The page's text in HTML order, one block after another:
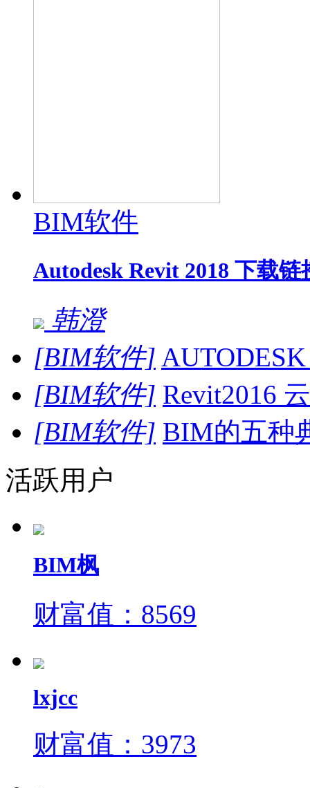
BIM软件
Autodesk Revit 2018 下载链
韩澄
[BIM软件]
[BIM软件] Revit2016
[BIM软件] BIM的五种
活跃用户
BIM枫
财富值：8569
lxjcc
财富值：3973